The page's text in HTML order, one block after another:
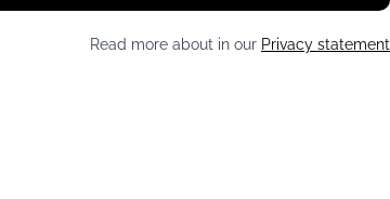
Read more about in our Privacy statement